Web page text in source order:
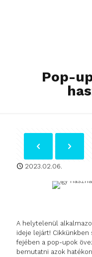
Pop-
2023.02.06.
A helytelenül
ideje lejárt!
fejében a pop-upok
bemutatni azok